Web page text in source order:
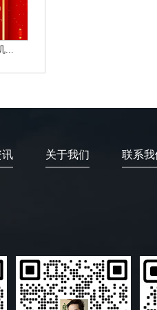
关于我们 联系我